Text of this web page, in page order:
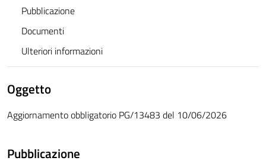
Pubblicazione
Documenti
Ulteriori informazioni
Oggetto
Aggiornamento obbligatorio PG/13483 del 10/06/2026
Pubblicazione